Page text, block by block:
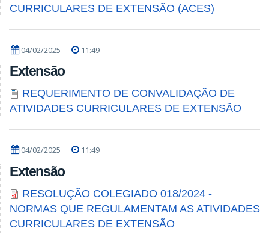
CURRICULARES DE EXTENSÃO (ACES)
04/02/2025 11:49
Extensão
REQUERIMENTO DE CONVALIDAÇÃO DE
ATIVIDADES CURRICULARES DE EXTENSÃO
04/02/2025 11:49
Extensão
RESOLUÇÃO COLEGIADO 018/2024 -
NORMAS QUE REGULAMENTAM AS ATIVIDADES
CURRICULARES DE EXTENSÃO